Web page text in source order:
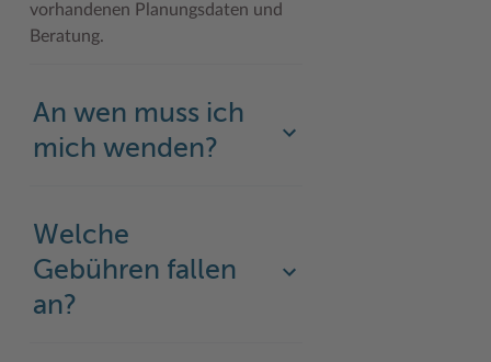
vorhandenen Planungsdaten und
Beratung.
An wen muss ich
mich wenden?
Welche
Gebühren fallen
an?